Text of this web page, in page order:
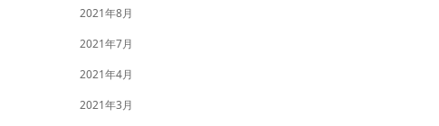
2021年8月
2021年7月
2021年4月
2021年3月